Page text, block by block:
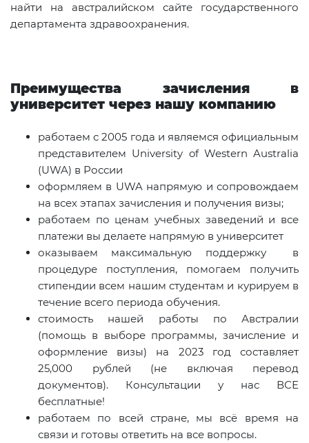
найти на австралийском сайте государственного
департамента здравоохранения.
Преимущества зачисления в
университет через нашу компанию
работаем с 2005 года и являемся официальным
представителем University of Western Australia
(UWA) в России
оформляем в UWA напрямую и сопровождаем
на всех этапах зачисления и получения визы;
работаем по ценам учебных заведений и все
платежи вы делаете напрямую в университет
оказываем максимальную поддержку в
процедуре поступления, помогаем получить
стипендии всем нашим студентам и курируем в
течение всего периода обучения.
стоимость нашей работы по Австралии
(помощь в выборе программы, зачисление и
оформление визы) на 2023 год составляет
25,000 рублей (не включая перевод
документов). Консультации у нас ВСЕ
бесплатные!
работаем по всей стране, мы всё время на
связи и готовы ответить на все вопросы.